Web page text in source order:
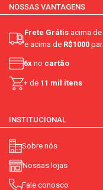
dc.
não
dentro do prazo de
NOSSAS VANTAGENS
Frete Grátis acima de
e acima de R$1000
6x no cartão
+ de 11 mil itens
INSTITUCIONAL
Sobre nós
Nossas lojas
Fale conosco